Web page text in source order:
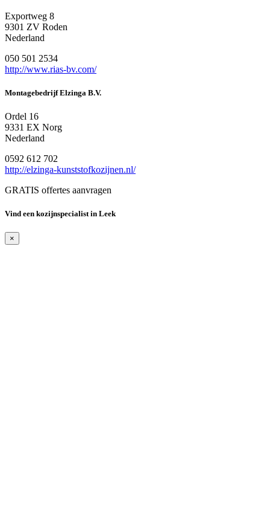
Exportweg 8
9301 ZV Roden
Nederland
050 501 2534
http://www.rias-bv.com/
Montagebedrijf Elzinga B.V.
Ordel 16
9331 EX Norg
Nederland
0592 612 702
http://elzinga-kunststofkozijnen.nl/
GRATIS offertes aanvragen
Vind een kozijnspecialist in Leek
×